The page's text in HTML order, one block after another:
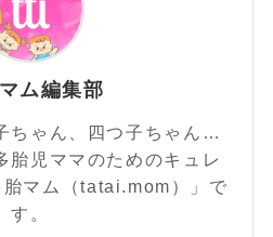
ム編集部
ちゃん、四つ子ちゃん…
胎児ママのためのキュレ
マム（tatai.mom）」で
す。